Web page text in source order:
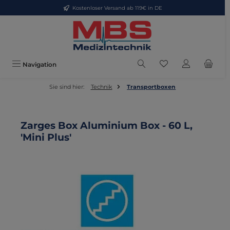
Zum Hauptinhalt springenKostenloser Versand ab 119€ in DE
Navigation Du hast 0
Sie sind hier: Technik Transportboxen
Zarges Box Aluminium Box - 60 L,
'Mini Plus'